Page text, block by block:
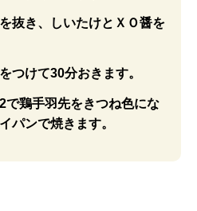
抜き、しいたけとＸＯ醤を
つけて30分おきます。
で鶏手羽先をきつね色にな
パンで焼きます。